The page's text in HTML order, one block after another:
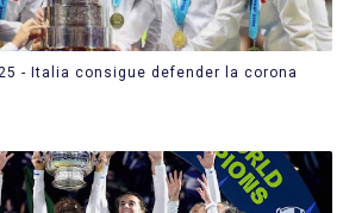
- Italia consigue defender la corona